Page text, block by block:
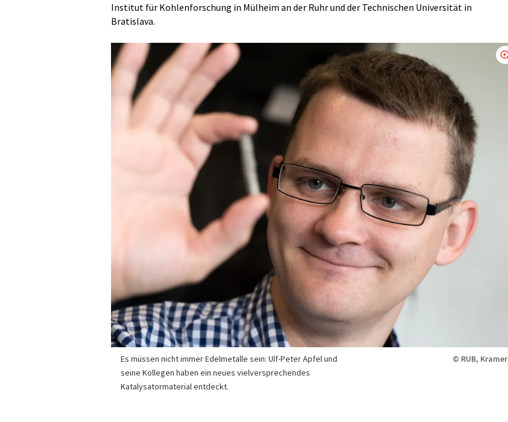
Institut für Kohlenforschung in Mülheim an der Ruhr und der Technischen Universität in
Bratislava.
Es müssen nicht immer Edelmetalle sein: Ulf-Peter Apfel und
seine Kollegen haben ein neues vielversprechendes
Katalysatormaterial entdeckt.
© RUB, Kramer